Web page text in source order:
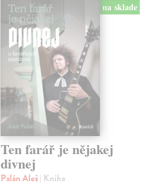
na sklade
Ten farář je nějakej
divnej
Palán Aleš| Kniha